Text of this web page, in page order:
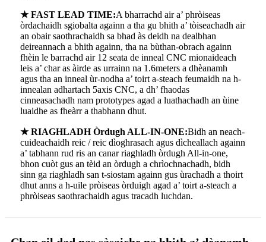
★ FAST LEAD TIME:A bharrachd air a’ phròiseas
òrdachaidh sgiobalta againn a tha gu bhith a’ tòiseachadh air
an obair saothrachaidh sa bhad às deidh na dealbhan
deireannach a bhith againn, tha na bùthan-obrach againn
fhèin le barrachd air 12 seata de inneal CNC mionaideach
leis a’ char as àirde as urrainn na 1.6meters a dhèanamh
agus tha an inneal ùr-nodha a’ toirt a-steach feumaidh na h-
innealan adhartach 5axis CNC, a dh’ fhaodas
cinneasachadh nam prototypes agad a luathachadh an ùine
luaidhe as fheàrr a thabhann dhut.
★ RIAGHLADH Òrdugh ALL-IN-ONE:Bidh an neach-
cuideachaidh reic / reic dìoghrasach agus dìcheallach againn
a’ tabhann rud ris an canar riaghladh òrdugh All-in-one,
bhon cuòt gus an tèid an òrdugh a chrìochnachadh, bidh
sinn ga riaghladh san t-siostam againn gus ùrachadh a thoirt
dhut anns a h-uile pròiseas òrduigh agad a’ toirt a-steach a
phròiseas saothrachaidh agus tracadh luchdan.